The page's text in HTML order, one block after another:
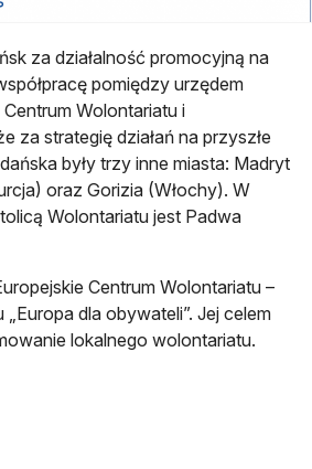
za działalność promocyjną na
pomiędzy urzędem
Wolontariatu i
za strategię działań na przyszłe
były trzy inne miasta: Madryt
oraz Gorizia (Włochy). W
Wolontariatu jest Padwa
Centrum Wolontariatu –
dla obywateli”. Jej celem
lokalnego wolontariatu.
się w nowej karcie